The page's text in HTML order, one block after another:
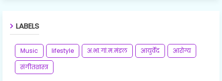
LABELS
Music lifestyle अ.भा.गां.म.मंडल आयुर्वेद
आरोग्य
संगीतशास्त्र